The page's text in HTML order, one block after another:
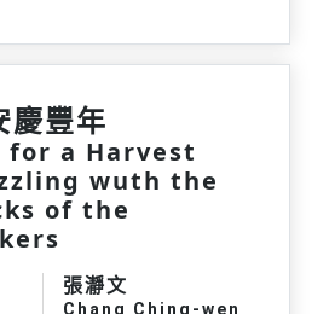
慶豐年
for a Harvest
wuth the
of the
張瀞文
Chang Ching-wen